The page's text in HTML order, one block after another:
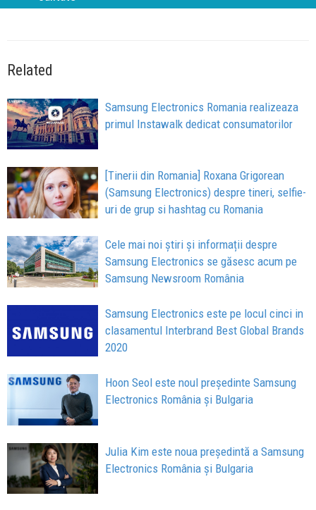
Related
Samsung Electronics Romania realizeaza
primul Instawalk dedicat consumatorilor
[Tinerii din Romania] Roxana Grigorean
(Samsung Electronics) despre tineri, selfie-
uri de grup si hashtag cu Romania
Cele mai noi știri și informații despre
Samsung Electronics se găsesc acum pe
Samsung Newsroom România
Samsung Electronics este pe locul cinci in
clasamentul Interbrand Best Global Brands
2020
Hoon Seol este noul președinte Samsung
Electronics România și Bulgaria
Julia Kim este noua președintă a Samsung
Electronics România și Bulgaria